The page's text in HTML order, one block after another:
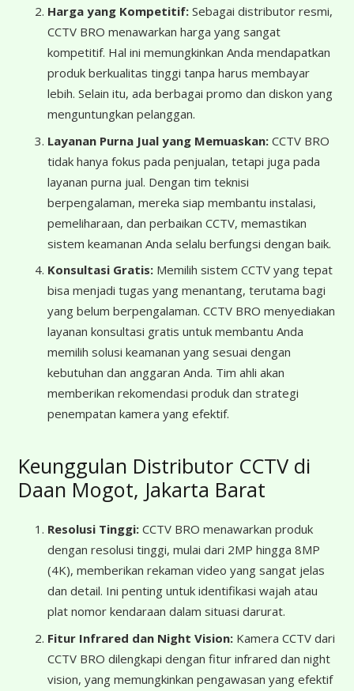
Harga yang Kompetitif: Sebagai distributor resmi,
CCTV BRO menawarkan harga yang sangat
kompetitif. Hal ini memungkinkan Anda mendapatkan
produk berkualitas tinggi tanpa harus membayar
lebih. Selain itu, ada berbagai promo dan diskon yang
menguntungkan pelanggan.
Layanan Purna Jual yang Memuaskan: CCTV BRO
tidak hanya fokus pada penjualan, tetapi juga pada
layanan purna jual. Dengan tim teknisi
berpengalaman, mereka siap membantu instalasi,
pemeliharaan, dan perbaikan CCTV, memastikan
sistem keamanan Anda selalu berfungsi dengan baik.
Konsultasi Gratis: Memilih sistem CCTV yang tepat
bisa menjadi tugas yang menantang, terutama bagi
yang belum berpengalaman. CCTV BRO menyediakan
layanan konsultasi gratis untuk membantu Anda
memilih solusi keamanan yang sesuai dengan
kebutuhan dan anggaran Anda. Tim ahli akan
memberikan rekomendasi produk dan strategi
penempatan kamera yang efektif.
Keunggulan Distributor CCTV di
Daan Mogot, Jakarta Barat
Resolusi Tinggi: CCTV BRO menawarkan produk
dengan resolusi tinggi, mulai dari 2MP hingga 8MP
(4K), memberikan rekaman video yang sangat jelas
dan detail. Ini penting untuk identifikasi wajah atau
plat nomor kendaraan dalam situasi darurat.
Fitur Infrared dan Night Vision: Kamera CCTV dari
CCTV BRO dilengkapi dengan fitur infrared dan night
vision, yang memungkinkan pengawasan yang efektif